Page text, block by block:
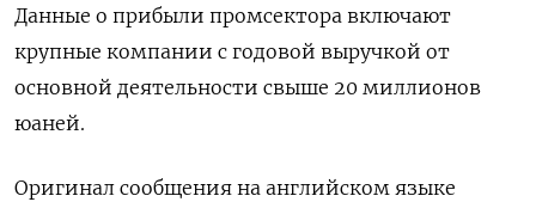
Данные о прибыли промсектора включают
крупные компании с годовой выручкой от
основной деятельности свыше 20 миллионов
юаней.
Оригинал сообщения на английском языке